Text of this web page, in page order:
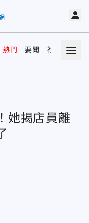
熱門 要聞 社會 娛樂
她揭店員離